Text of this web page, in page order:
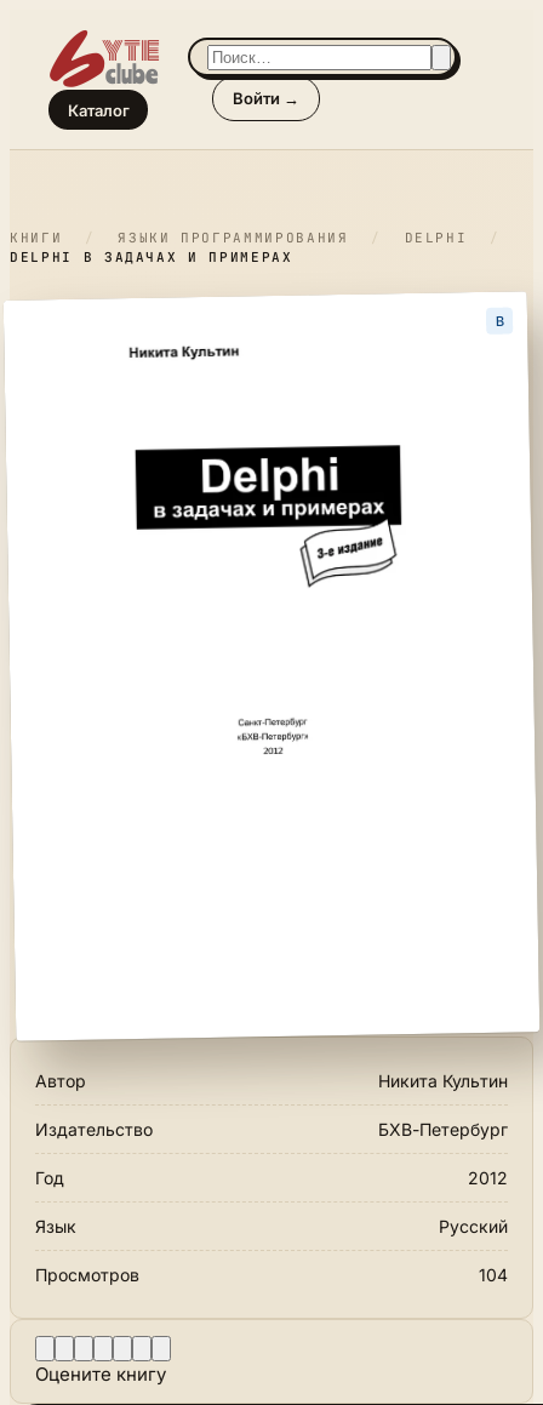
Каталог
Войти →
КНИГИ / ЯЗЫКИ ПРОГРАММИРОВАНИЯ / DELPHI
/
DELPHI В ЗАДАЧАХ И ПРИМЕРАХ
B
Автор Никита Культин
Издательство БХВ-Петербург
Год 2012
Язык Русский
Просмотров 104
Оцените книгу